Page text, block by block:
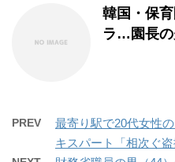
韓国・保
ラ…園長
PREV
最寄り駅で20代女性
キスパート「相次ぐ